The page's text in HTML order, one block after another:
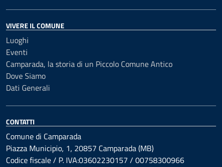
VIVERE IL COMUNE
Luoghi
Eventi
Camparada, la storia di un Piccolo Comune Antico
Dove Siamo
Dati Generali
CONTATTI
Comune di Camparada
Piazza Municipio, 1, 20857 Camparada (MB)
Codice fiscale / P. IVA:03602230157 / 00758300966